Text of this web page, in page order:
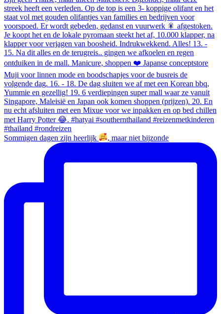
Sommigen dagen zijn heerlijk , maar niet bijzonde